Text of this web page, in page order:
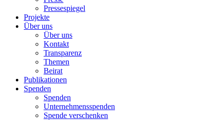
Pressespiegel
Projekte
Über uns
Über uns
Kontakt
Transparenz
Themen
Beirat
Publikationen
Spenden
Spenden
Unternehmensspenden
Spende verschenken